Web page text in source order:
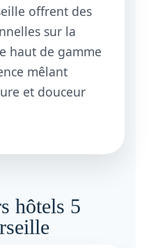
offrent des
sur la
haut de gamme
mêlant
et douceur
hôtels 5